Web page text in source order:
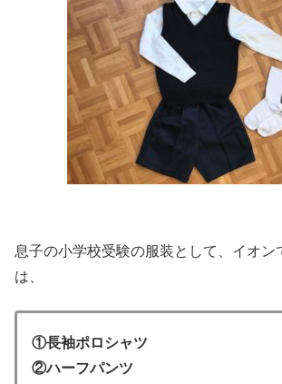
息子の小学校受験の服装として、イオン
は、
①長袖ポロシャツ
②ハーフパンツ